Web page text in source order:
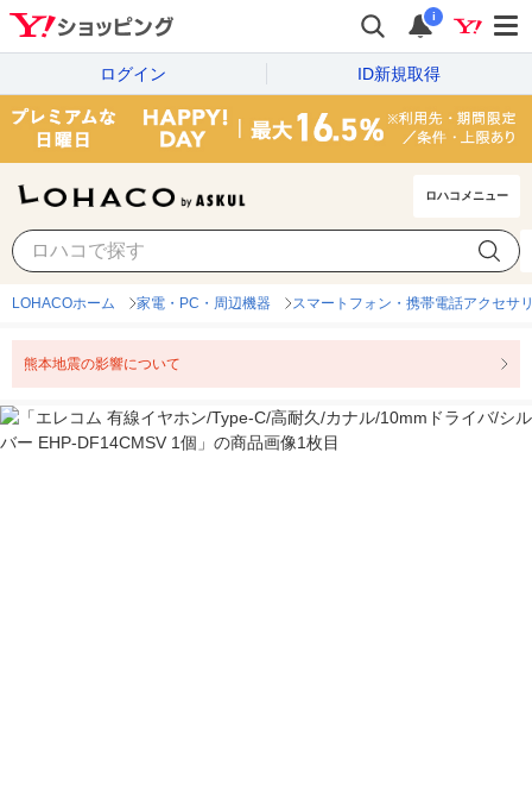
i
ログイン ID新規取得
ロハコメニュー
LOHACOホーム 家電・PC・周辺機器 スマートフォン・携帯電話アクセサ
熊本地震の影響について